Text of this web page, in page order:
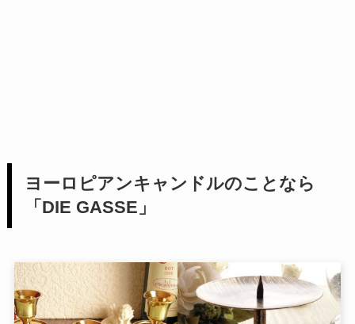
ヨーロピアンキャンドルのことなら
「DIE GASSE」